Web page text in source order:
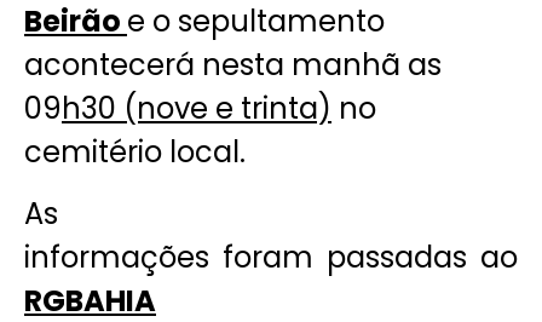
Beirão e o sepultamento
acontecerá nesta manhã as
09h30 (nove e trinta) no
cemitério local.
As
informações foram passadas ao
RGBAHIA